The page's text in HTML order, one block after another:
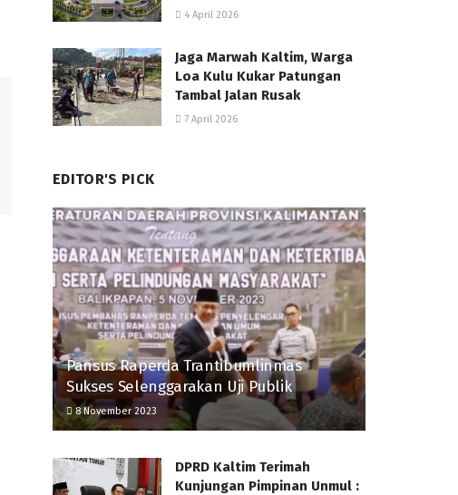
4 April 2026
Jaga Marwah Kaltim, Warga
Loa Kulu Kukar Patungan
Tambal Jalan Rusak
7 April 2026
EDITOR'S PICK
Pansus Raperda Trantibumlinmas
Sukses Selenggarakan Uji Publik
8 November 2023
DPRD Kaltim Terimah
Kunjungan Pimpinan Unmul :